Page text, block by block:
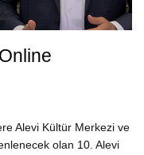
Alevi Kültür Merkezi ve
olan 10. Alevi